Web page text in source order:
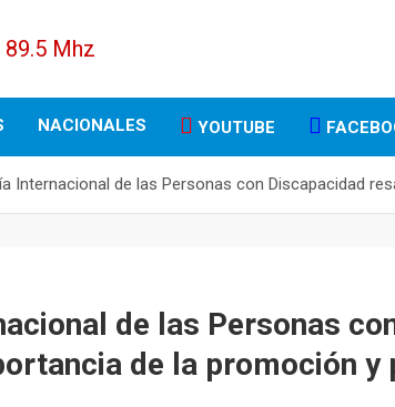
Misiones
NACIONALES YOUTUBE
Internacional de las Personas con Discapacidad
de las Personas
de la promoción y